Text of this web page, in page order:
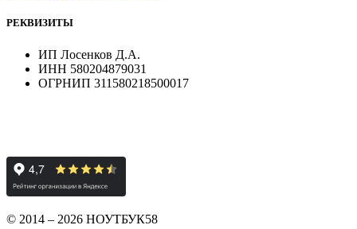
РЕКВИЗИТЫ
ИП Лосенков Д.А.
ИНН 580204879031
ОГРНИП 311580218500017
© 2014 – 2026 НОУТБУК58